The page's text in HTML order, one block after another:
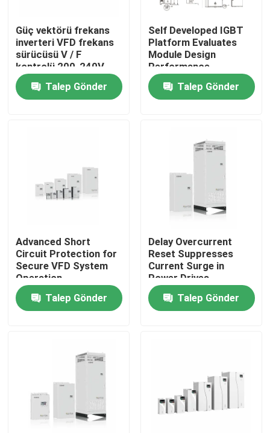
Evde
Hakkımızda
Fabrika turu
Kalite Kontrolü
Bizimle İletişim
Bir İndirim İste
VFD Değişken Frekans Sürücüsü
Güç vektörü frekans
inverteri VFD frekans
sürücüsü V / F
kontrolü 200-240V
1PH / 3PH Giriş Voltajı
Düşük titreşim
Talep Gönder
Self Developed IGBT
Platform Evaluates
Module Design
Performance
Talep Gönder
Advanced Short
Circuit Protection for
Secure VFD System
Operation
Talep Gönder
Delay Overcurrent
Reset Suppresses
Current Surge in
Power Drives
Talep Gönder